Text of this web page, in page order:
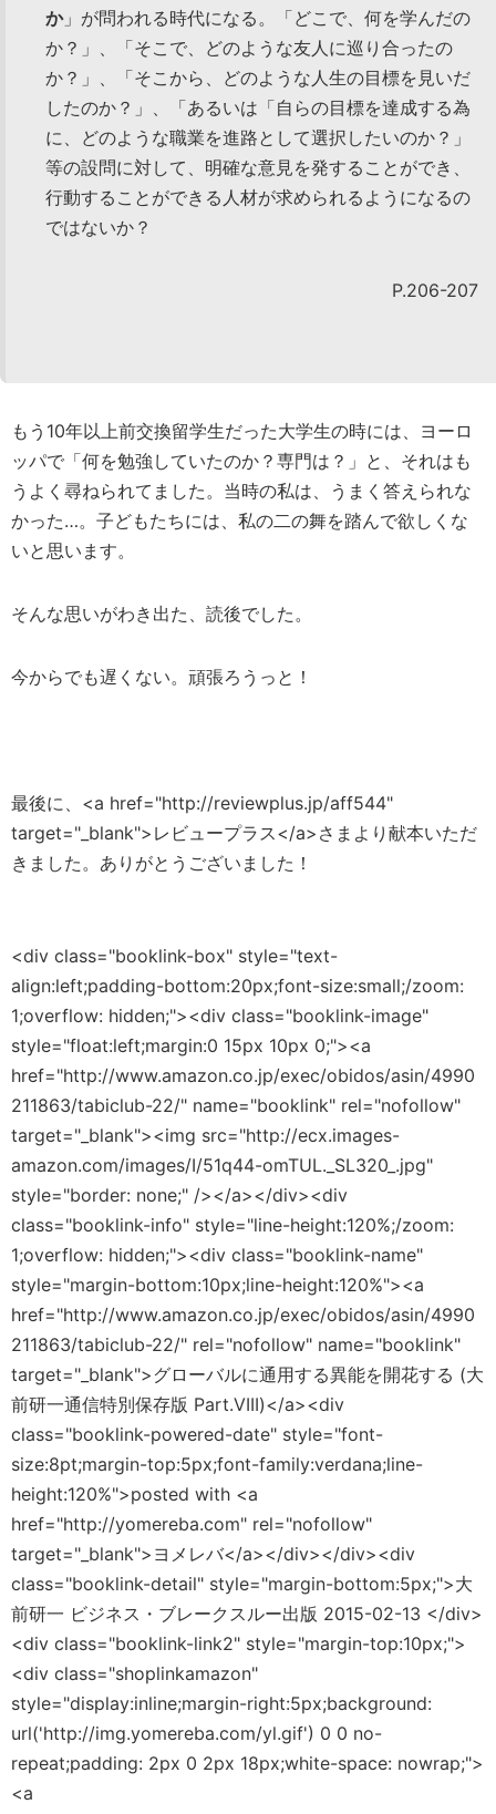
か」が問われる時代になる。「どこで、何を学んだの
か？」、「そこで、どのような友人に巡り合ったの
か？」、「そこから、どのような人生の目標を見いだ
したのか？」、「あるいは「自らの目標を達成する為
に、どのような職業を進路として選択したいのか？」
等の設問に対して、明確な意見を発することができ、
行動することができる人材が求められるようになるの
ではないか？
P.206-207
もう10年以上前交換留学生だった大学生の時には、ヨーロ
ッパで「何を勉強していたのか？専門は？」と、それはも
うよく尋ねられてました。当時の私は、うまく答えられな
かった…。子どもたちには、私の二の舞を踏んで欲しくな
いと思います。
そんな思いがわき出た、読後でした。
今からでも遅くない。頑張ろうっと！
最後に、<a href="http://reviewplus.jp/aff544"
target="_blank">レビュープラス</a>さまより献本いただ
きました。ありがとうございました！
<div class="booklink-box" style="text-
align:left;padding-bottom:20px;font-size:small;/zoom:
1;overflow: hidden;"><div class="booklink-image"
style="float:left;margin:0 15px 10px 0;"><a
href="http://www.amazon.co.jp/exec/obidos/asin/4990
211863/tabiclub-22/" name="booklink" rel="nofollow"
target="_blank"><img src="http://ecx.images-
amazon.com/images/I/51q44-omTUL._SL320_.jpg"
style="border: none;" /></a></div><div
class="booklink-info" style="line-height:120%;/zoom:
1;overflow: hidden;"><div class="booklink-name"
style="margin-bottom:10px;line-height:120%"><a
href="http://www.amazon.co.jp/exec/obidos/asin/4990
211863/tabiclub-22/" rel="nofollow" name="booklink"
target="_blank">グローバルに通用する異能を開花する (大
前研一通信特別保存版 Part.VIII)</a><div
class="booklink-powered-date" style="font-
size:8pt;margin-top:5px;font-family:verdana;line-
height:120%">posted with <a
href="http://yomereba.com" rel="nofollow"
target="_blank">ヨメレバ</a></div></div><div
class="booklink-detail" style="margin-bottom:5px;">大
前研一 ビジネス・ブレークスルー出版 2015-02-13 </div>
<div class="booklink-link2" style="margin-top:10px;">
<div class="shoplinkamazon"
style="display:inline;margin-right:5px;background:
url('http://img.yomereba.com/yl.gif') 0 0 no-
repeat;padding: 2px 0 2px 18px;white-space: nowrap;">
<a